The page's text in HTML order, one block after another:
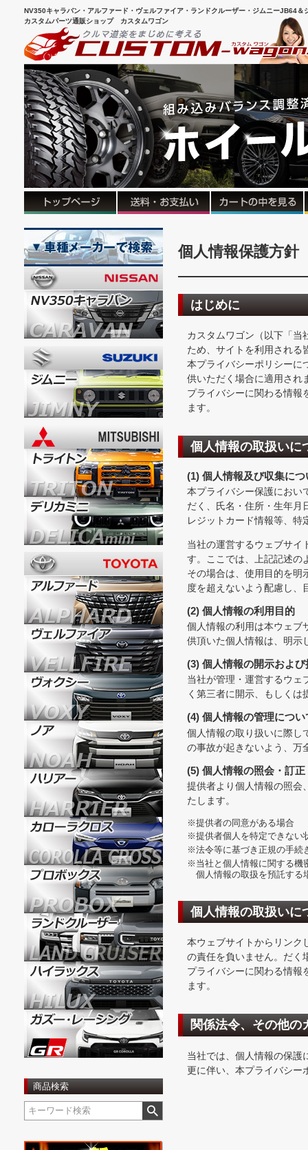
NV350キャラバン・アルファード・ヴェルファイア・ランドクルーザー・ジムニーJB64
カスタムパーツ通販ショップ カスタムワゴン
商品検索
個人情報保護方針
はじめに
カスタムワゴン（以下「当
ため、サイトを利用される
本プライバシーポリシーに
供いただく場合に適用され
プライバシーに関わる情報
ます。
個人情報の取扱いに
(1) 個人情報及び収集につ
本プライバシー保護におい
だく、氏名・住所・生年月
レジットカード情報等、特
当社の運営するウェブサイ
す。ここでは、上記記述の
その場合は、使用目的を明
度を超えないよう配慮し、
(2) 個人情報の利用目的
個人情報の利用は本ウェブ
供頂いた個人情報は、明示
(3) 個人情報の開示および
当社が管理・運営するウェ
く第三者に開示、もしくは
(4) 個人情報の管理につい
個人情報の取り扱いに際し
の事故が起きないよう、万
(5) 個人情報の照会・訂
提供者より個人情報の照会
たします。
※提供者の同意がある場合
※提供者個人を特定できない
※法令等に基づき正規の手続
※当社と個人情報に関する機
個人情報の取扱を預託する
個人情報の取扱いに
本ウェブサイトからリンク
の責任を負いません。だく
プライバシーに関わる情報
ます。
関係法令、その他の
当社では、個人情報の保護
更に伴い、本プライバシー